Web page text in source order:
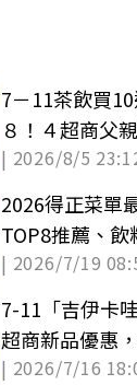
7－11茶飲買
８！４超商父
淋６折吃
| 2026/8/5
2026得正菜單
TOP8推薦、
全台門市
| 2026/7/19
7-11「吉伊卡
超商新品優惠
台、霜淇淋６元
| 2026/7/16